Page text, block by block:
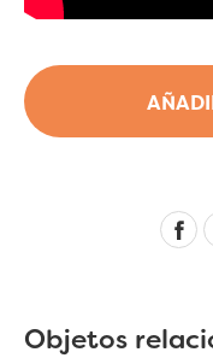
Objetos